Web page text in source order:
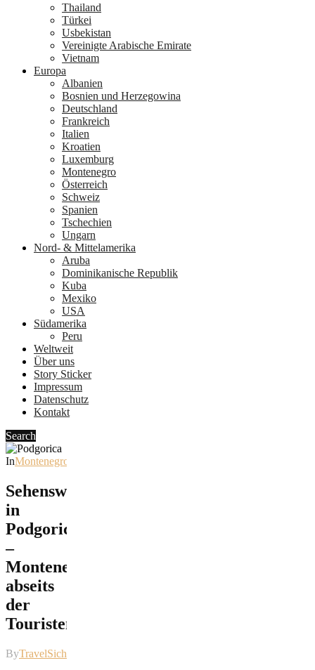
Thailand
Türkei
Usbekistan
Vereinigte Arabische Emirate
Vietnam
Europa
Albanien
Bosnien und Herzegowina
Deutschland
Frankreich
Italien
Kroatien
Luxemburg
Montenegro
Österreich
Schweiz
Spanien
Tschechien
Ungarn
Nord- & Mittelamerika
Aruba
Dominikanische Republik
Kuba
Mexiko
USA
Südamerika
Peru
Weltweit
Über uns
Story Sticker
Impressum
Datenschutz
Kontakt
Search
InMontenegro
Sehenswürdigkeiten
in
Podgorica
–
Montenegro
abseits
der
Touristenpfaden
ByTravelSicht